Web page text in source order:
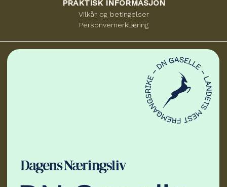
PRAKTISK INFORMASJON
Vilkår og betingelser
Personvernerklæring